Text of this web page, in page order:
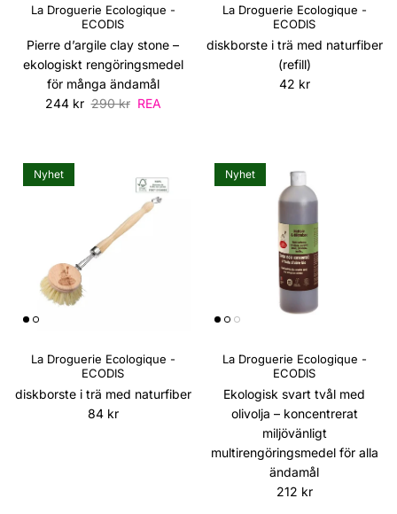
La Droguerie Ecologique -
ECODIS
Pierre d’argile clay stone –
ekologiskt rengöringsmedel
för många ändamål
Reapris
244 kr Ordinarie pris
290 kr REA
La Droguerie Ecologique -
ECODIS
diskborste i trä med naturfiber
(refill)
Ordinarie pris
42 kr
Nyhet
La Droguerie Ecologique -
ECODIS
diskborste i trä med naturfiber
Ordinarie pris
84 kr
Nyhet
La Droguerie Ecologique -
ECODIS
Ekologisk svart tvål med
olivolja – koncentrerat
miljövänligt
multirengöringsmedel för alla
ändamål
Ordinarie pris
212 kr